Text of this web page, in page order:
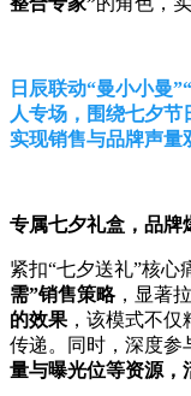
日辰联动“曼小小曼
人专场，围绕七夕节
实现销售与品牌声量
专属七夕礼盒，品牌
紧扣“七夕送礼”核心
需”销售策略，显著
的效果 ，该模式不
传递。同时，深度参
量与曝光位等资源，